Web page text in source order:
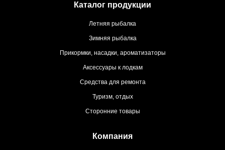
Каталог продукции
Летняя рыбалка
Зимняя рыбалка
Прикормки, насадки, ароматизаторы
Аксессуары к лодкам
Средства для ремонта
Туризм, отдых
Сторонние товары
Компания